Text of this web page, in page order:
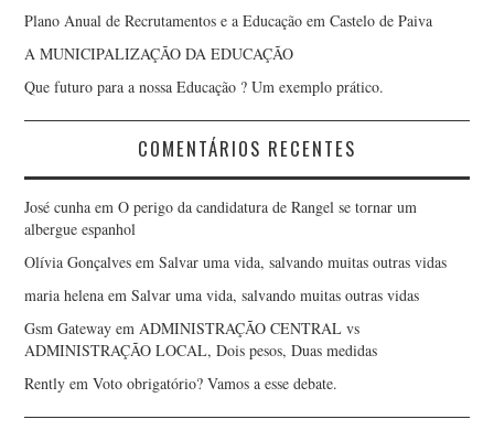
Plano Anual de Recrutamentos e a Educação em Castelo de Paiva
A MUNICIPALIZAÇÃO DA EDUCAÇÃO
Que futuro para a nossa Educação ? Um exemplo prático.
COMENTÁRIOS RECENTES
José cunha emO perigo da candidatura de Rangel se tornar um
albergue espanhol
Olívia Gonçalves emSalvar uma vida, salvando muitas outras vidas
maria helena emSalvar uma vida, salvando muitas outras vidas
Gsm Gateway emADMINISTRAÇÃO CENTRAL vs
ADMINISTRAÇÃO LOCAL, Dois pesos, Duas medidas
Rently emVoto obrigatório? Vamos a esse debate.